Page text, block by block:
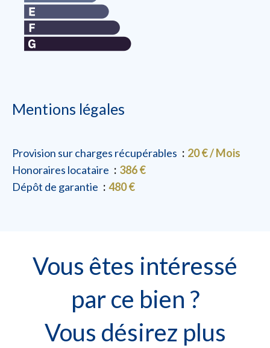
Mentions légales
Provision sur charges récupérables
20 € / Mois
Honoraires locataire
386 €
Dépôt de garantie
480 €
Vous êtes intéressé
par ce bien ?
Vous désirez plus